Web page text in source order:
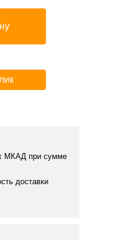
МКАД при сумме
доставки